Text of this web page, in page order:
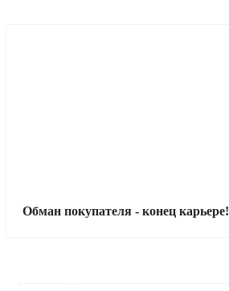
Обман покупателя - конец карьере!